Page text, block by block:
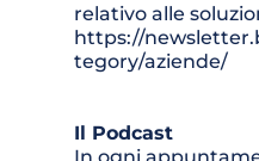
https://
tegory/aziende/
Il Podcast